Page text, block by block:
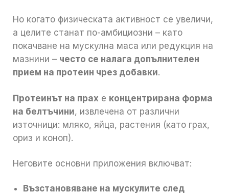
Но когато физическата активност се увеличи,
а целите станат по-амбициозни – като
покачване на мускулна маса или редукция на
мазнини – често се налага допълнителен
прием на протеин чрез добавки.
Протеинът на прах е концентрирана форма
на белтъчини, извлечена от различни
източници: мляко, яйца, растения (като грах,
ориз и коноп).
Неговите основни приложения включват:
Възстановяване на мускулите след